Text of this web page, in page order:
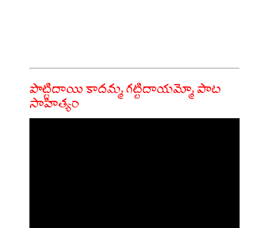
పొట్టిదాయి కాదమ్మ గట్టిదాయమ్మో పాట
సాహిత్యం